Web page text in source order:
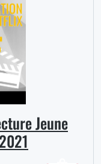
Jeune